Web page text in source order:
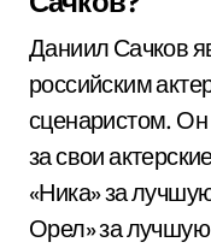
Даниил Сачков
российским
сценаристом.
за свои
«Ника» за
Орел» за